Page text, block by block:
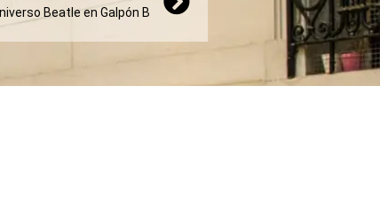
Beatle en Galpón B